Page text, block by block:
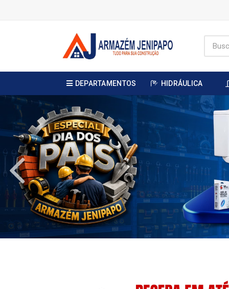
DEPARTAMENTOS HIDRÁULICA